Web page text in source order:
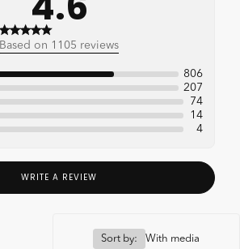
4.6 out of 5 stars 1105
Based on 1105 reviews
806
207
74
14
4
WRITE A REVIEW
Sort by: With media